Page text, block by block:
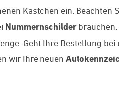
Kästchen ein. Beachten
Nummernschilder
Geht Ihre Bestellung bei
wir Ihre neuen